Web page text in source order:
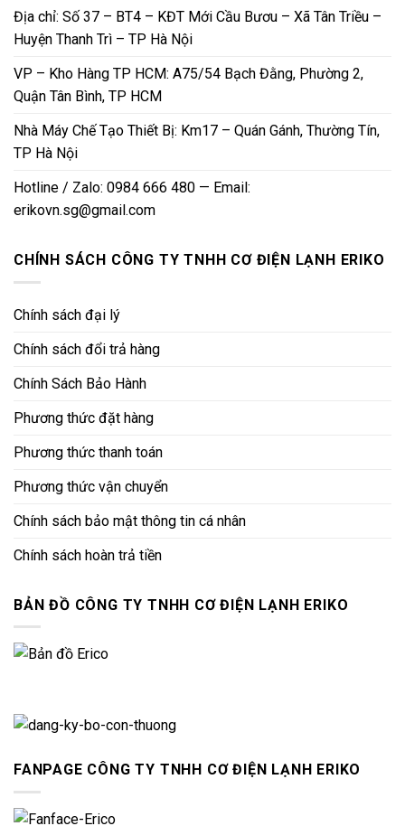
Địa chỉ: Số 37 – BT4 – KĐT Mới Cầu Bươu – Xã Tân Triều –
Huyện Thanh Trì – TP Hà Nội
VP – Kho Hàng TP HCM: A75/54 Bạch Đằng, Phường 2,
Quận Tân Bình, TP HCM
Nhà Máy Chế Tạo Thiết Bị: Km17 – Quán Gánh, Thường Tín,
TP Hà Nội
Hotline / Zalo: 0984 666 480 — Email:
erikovn.sg@gmail.com
CHÍNH SÁCH CÔNG TY TNHH CƠ ĐIỆN LẠNH ERIKO
Chính sách đại lý
Chính sách đổi trả hàng
Chính Sách Bảo Hành
Phương thức đặt hàng
Phương thức thanh toán
Phương thức vận chuyển
Chính sách bảo mật thông tin cá nhân
Chính sách hoàn trả tiền
BẢN ĐỒ CÔNG TY TNHH CƠ ĐIỆN LẠNH ERIKO
FANPAGE CÔNG TY TNHH CƠ ĐIỆN LẠNH ERIKO